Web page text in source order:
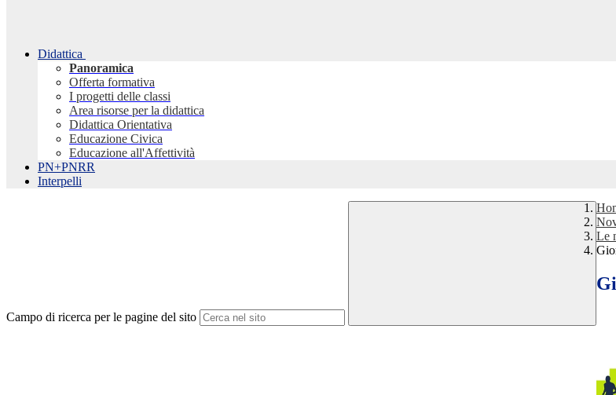
Didattica
Panoramica
Offerta formativa
I progetti delle classi
Area risorse per la didattica
Didattica Orientativa
Educazione Civica
Educazione all'Affettività
PN+PNRR
Interpelli
Campo di ricerca per le pagine del sito
Le